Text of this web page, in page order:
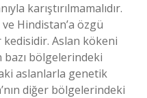
karıştırılmamalıdır.
Hindistan’a özgü
Aslan kökeni
bazı bölgelerindeki
aslanlarla genetik
diğer bölgelerindeki